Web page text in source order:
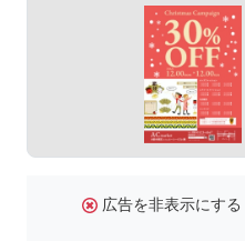
広告を非表示にする